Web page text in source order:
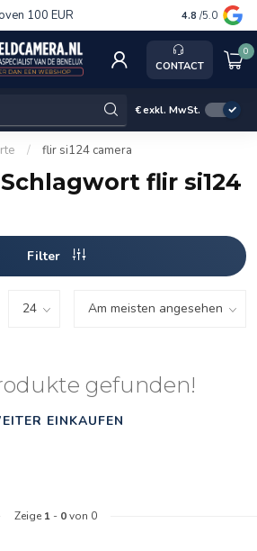
100 EUR Service,
4.8 /5.0
CONTACT
0
€exkl. MwSt.
/ flir si124 camera
flir si124
Filter
gefunden!
EINKAUFEN
Zeige 1 - 0von 0